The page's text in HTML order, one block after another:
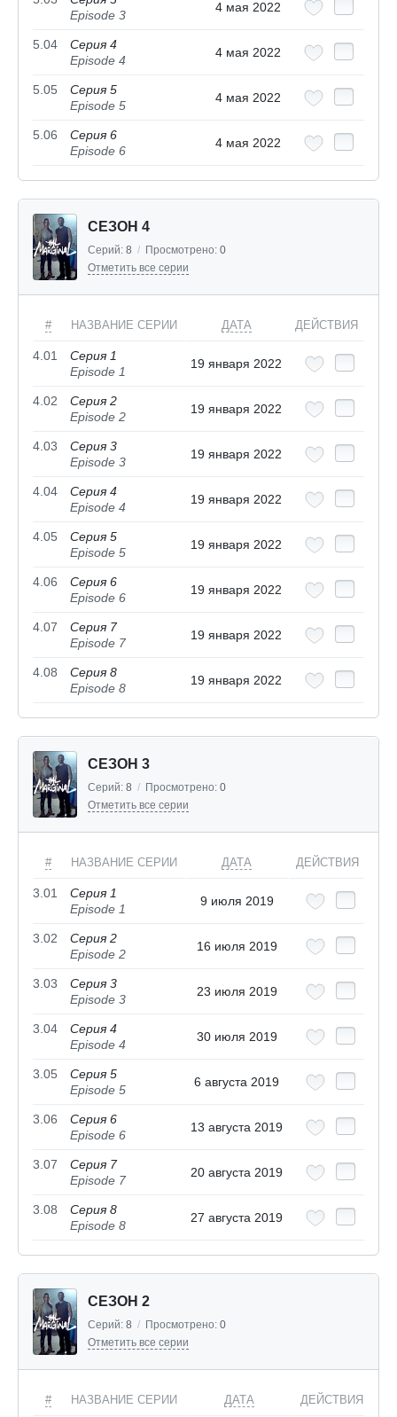
Episode 3
4 мая 2022
5.04
Серия 4
Episode 4
4 мая 2022
5.05
Серия 5
Episode 5
4 мая 2022
5.06
Серия 6
Episode 6
4 мая 2022
СЕЗОН 4
Серий: 8 / Просмотрено: 0
Отметить все серии
# НАЗВАНИЕ СЕРИИ ДАТА ДЕЙСТВИЯ
4.01
Серия 1
Episode 1
19 января 2022
4.02
Серия 2
Episode 2
19 января 2022
4.03
Серия 3
Episode 3
19 января 2022
4.04
Серия 4
Episode 4
19 января 2022
4.05
Серия 5
Episode 5
19 января 2022
4.06
Серия 6
Episode 6
19 января 2022
4.07
Серия 7
Episode 7
19 января 2022
4.08
Серия 8
Episode 8
19 января 2022
СЕЗОН 3
Серий: 8 / Просмотрено: 0
Отметить все серии
# НАЗВАНИЕ СЕРИИ ДАТА ДЕЙСТВИЯ
3.01
Серия 1
Episode 1
9 июля 2019
3.02
Серия 2
Episode 2
16 июля 2019
3.03
Серия 3
Episode 3
23 июля 2019
3.04
Серия 4
Episode 4
30 июля 2019
3.05
Серия 5
Episode 5
6 августа 2019
3.06
Серия 6
Episode 6
13 августа 2019
3.07
Серия 7
Episode 7
20 августа 2019
3.08
Серия 8
Episode 8
27 августа 2019
СЕЗОН 2
Серий: 8 / Просмотрено: 0
Отметить все серии
# НАЗВАНИЕ СЕРИИ ДАТА ДЕЙСТВИЯ